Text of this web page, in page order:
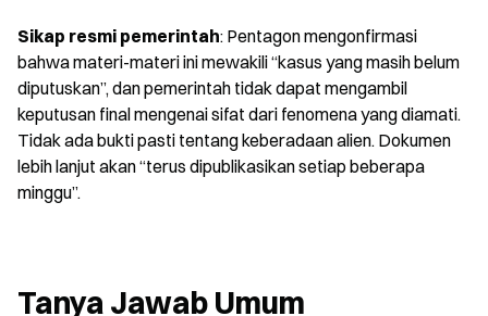
Sikap resmi pemerintah: Pentagon mengonfirmasi
bahwa materi-materi ini mewakili “kasus yang masih belum
diputuskan”, dan pemerintah tidak dapat mengambil
keputusan final mengenai sifat dari fenomena yang diamati.
Tidak ada bukti pasti tentang keberadaan alien. Dokumen
lebih lanjut akan “terus dipublikasikan setiap beberapa
minggu”.
Tanya Jawab Umum